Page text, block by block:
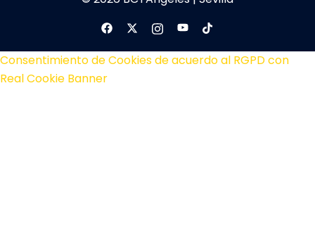
Consentimiento de Cookies de acuerdo al RGPD con
Real Cookie Banner